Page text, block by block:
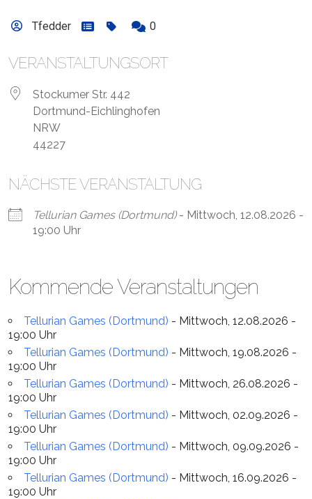
Tfedder 0
VERANSTALTUNGSORT
Stockumer Str. 442
Dortmund-Eichlinghofen
NRW
44227
NÄCHSTE VERANSTALTUNG
Tellurian Games (Dortmund)- Mittwoch, 12.08.2026 -
19:00 Uhr
Kommende Veranstaltungen
Tellurian Games (Dortmund) - Mittwoch, 12.08.2026 -
19:00 Uhr
Tellurian Games (Dortmund) - Mittwoch, 19.08.2026 -
19:00 Uhr
Tellurian Games (Dortmund) - Mittwoch, 26.08.2026 -
19:00 Uhr
Tellurian Games (Dortmund) - Mittwoch, 02.09.2026 -
19:00 Uhr
Tellurian Games (Dortmund) - Mittwoch, 09.09.2026 -
19:00 Uhr
Tellurian Games (Dortmund) - Mittwoch, 16.09.2026 -
19:00 Uhr